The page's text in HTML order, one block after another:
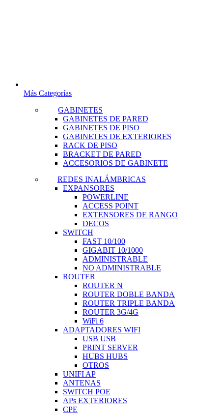
Más Categorías
GABINETES
GABINETES DE PARED
GABINETES DE PISO
GABINETES DE EXTERIORES
RACK DE PISO
BRACKET DE PARED
ACCESORIOS DE GABINETE
REDES INALÁMBRICAS
EXPANSORES
POWERLINE
ACCESS POINT
EXTENSORES DE RANGO
DECOS
SWITCH
FAST 10/100
GIGABIT 10/1000
ADMINISTRABLE
NO ADMINISTRABLE
ROUTER
ROUTER N
ROUTER DOBLE BANDA
ROUTER TRIPLE BANDA
ROUTER 3G/4G
WiFi 6
ADAPTADORES WIFI
USB USB
PRINT SERVER
HUBS HUBS
OTROS
UNIFI AP
ANTENAS
SWITCH POE
APs EXTERIORES
CPE